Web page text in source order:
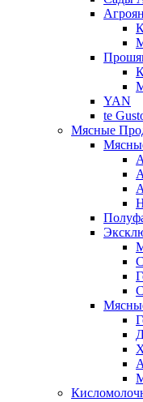
YAN
te
Мясные